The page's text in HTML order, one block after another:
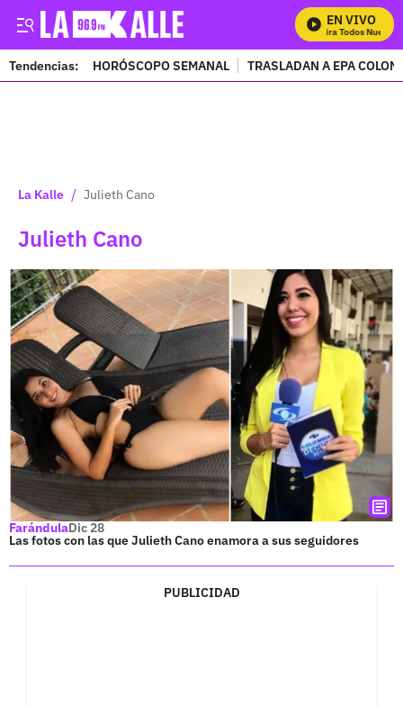
EN VIVO
Mira Todos
Tendencias: HORÓSCOPO SEMANAL TRASLADAN A EPA
La Kalle / Julieth Cano
Julieth Cano
FarándulaDic 28
Las fotos con las que Julieth Cano enamora a sus seguidores
PUBLICIDAD